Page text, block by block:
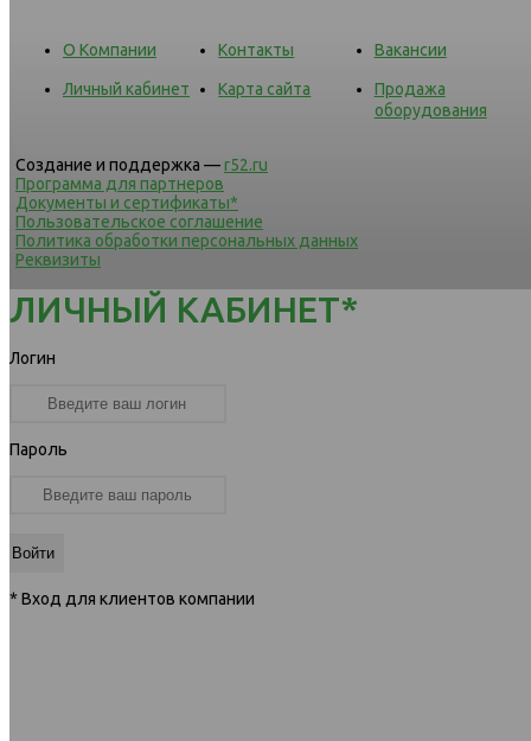
О Компании Контакты Вакансии
Личный кабинет Карта сайта
Продажа
оборудования
Создание и поддержка —r52.ru
Программа для партнеров
Документы и сертификаты*
Пользовательское соглашение
Политика обработки персональных данных
Реквизиты
ЛИЧНЫЙ КАБИНЕТ*
Логин
Пароль
* Вход для клиентов компании